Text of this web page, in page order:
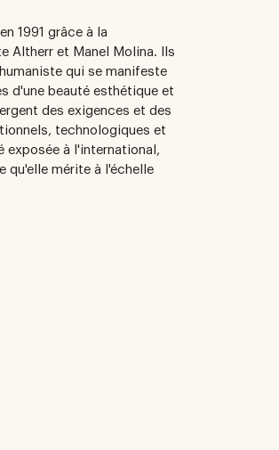
1991 grâce à la
Altherr et Manel Molina. Ils
qui se manifeste
d'une beauté esthétique et
des exigences et des
technologiques et
exposée à l'international,
qu'elle mérite à l'échelle